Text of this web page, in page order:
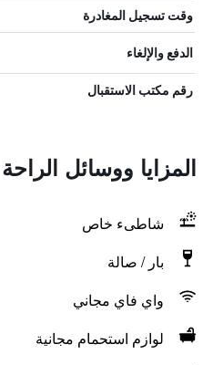
وقت تسجيل المغادرة
الدفع والإلغاء
رقم مكتب الاستقبال
المزايا ووسائل
شاطىء خاص
بار / صالة
واي فاي مجاني
لوازم استحمام مجانية